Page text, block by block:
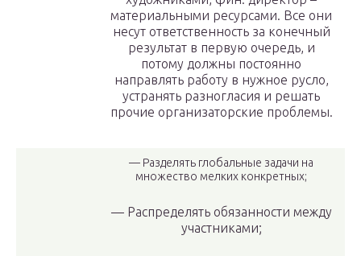
материальными ресурсами. Все они
несут ответственность за конечный
результат в первую очередь, и
потому должны постоянно
направлять работу в нужное русло,
устранять разногласия и решать
прочие организаторские проблемы.
— Разделять глобальные задачи на
множество мелких конкретных;
— Распределять обязанности между
участниками;